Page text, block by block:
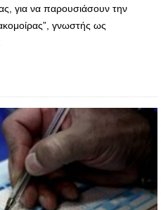
για να παρουσιάσουν την
γνωστής ως